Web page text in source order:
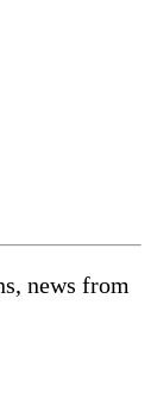
news from